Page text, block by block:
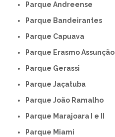
Parque Andreense
Parque Bandeirantes
Parque Capuava
Parque Erasmo Assunção
Parque Gerassi
Parque Jaçatuba
Parque João Ramalho
Parque Marajoara I e II
Parque Miami